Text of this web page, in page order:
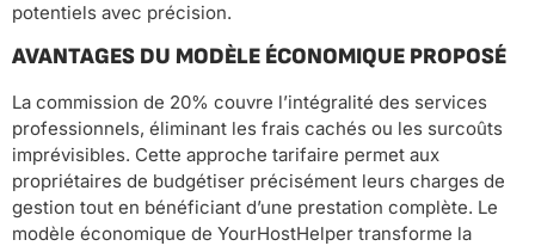
potentiels avec précision.
AVANTAGES DU MODÈLE ÉCONOMIQUE PROPOSÉ
La commission de 20% couvre l’intégralité des services
professionnels, éliminant les frais cachés ou les surcoûts
imprévisibles. Cette approche tarifaire permet aux
propriétaires de budgétiser précisément leurs charges de
gestion tout en bénéficiant d’une prestation complète. Le
modèle économique de YourHostHelper transforme la